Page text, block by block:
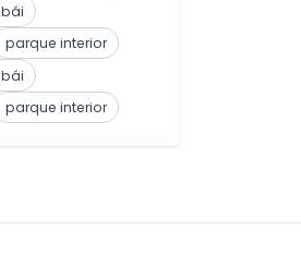
parque interior
parque interior